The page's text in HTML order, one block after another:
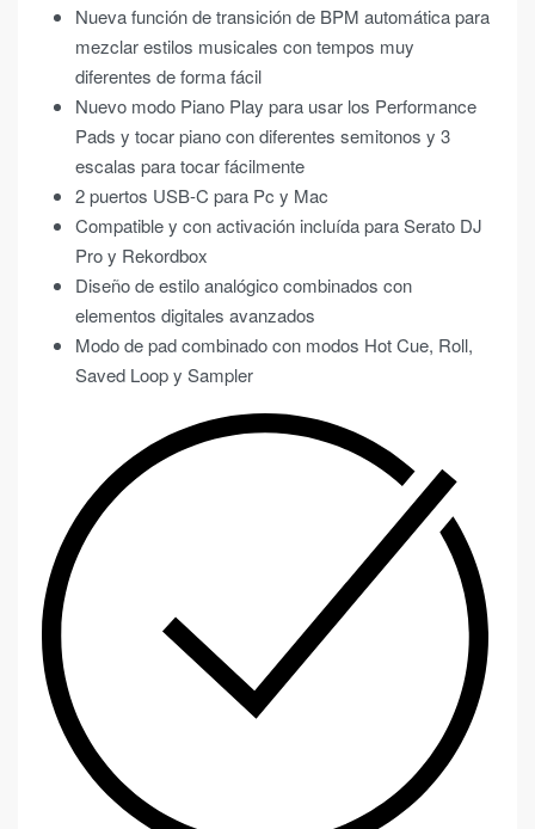
Nueva función de transición de BPM automática para
mezclar estilos musicales con tempos muy
diferentes de forma fácil
Nuevo modo Piano Play para usar los Performance
Pads y tocar piano con diferentes semitonos y 3
escalas para tocar fácilmente
2 puertos USB-C para Pc y Mac
Compatible y con activación incluída para Serato DJ
Pro y Rekordbox
Diseño de estilo analógico combinados con
elementos digitales avanzados
Modo de pad combinado con modos Hot Cue, Roll,
Saved Loop y Sampler